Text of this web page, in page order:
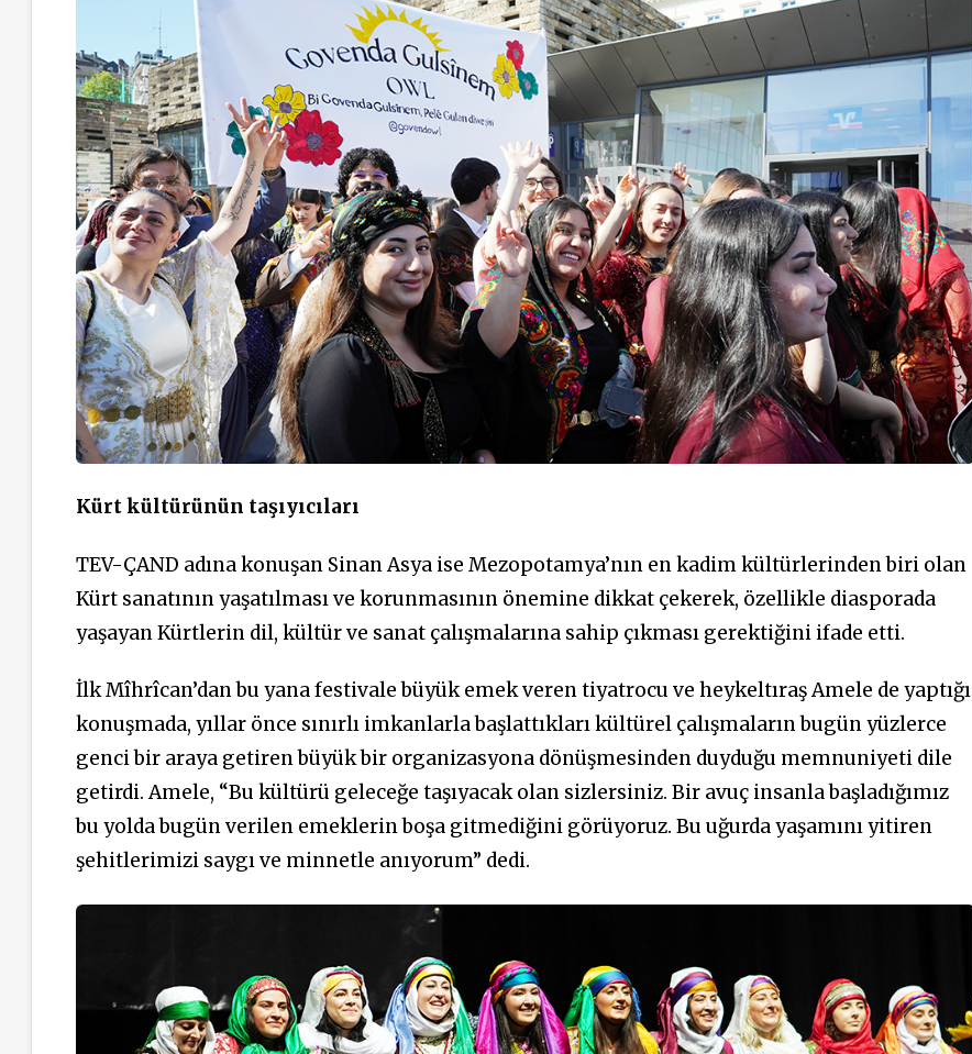
Kürt kültürünün taşıyıcıları
TEV-ÇAND adına konuşan Sinan Asya ise Mezopotamya’nın en kadim kültürlerinden biri olan
Kürt sanatının yaşatılması ve korunmasının önemine dikkat çekerek, özellikle diasporada
yaşayan Kürtlerin dil, kültür ve sanat çalışmalarına sahip çıkması gerektiğini ifade etti.
İlk Mîhrîcan’dan bu yana festivale büyük emek veren tiyatrocu ve heykeltıraş Amele de yaptığı
konuşmada, yıllar önce sınırlı imkanlarla başlattıkları kültürel çalışmaların bugün yüzlerce
genci bir araya getiren büyük bir organizasyona dönüşmesinden duyduğu memnuniyeti dile
getirdi. Amele, “Bu kültürü geleceğe taşıyacak olan sizlersiniz. Bir avuç insanla başladığımız
bu yolda bugün verilen emeklerin boşa gitmediğini görüyoruz. Bu uğurda yaşamını yitiren
şehitlerimizi saygı ve minnetle anıyorum” dedi.